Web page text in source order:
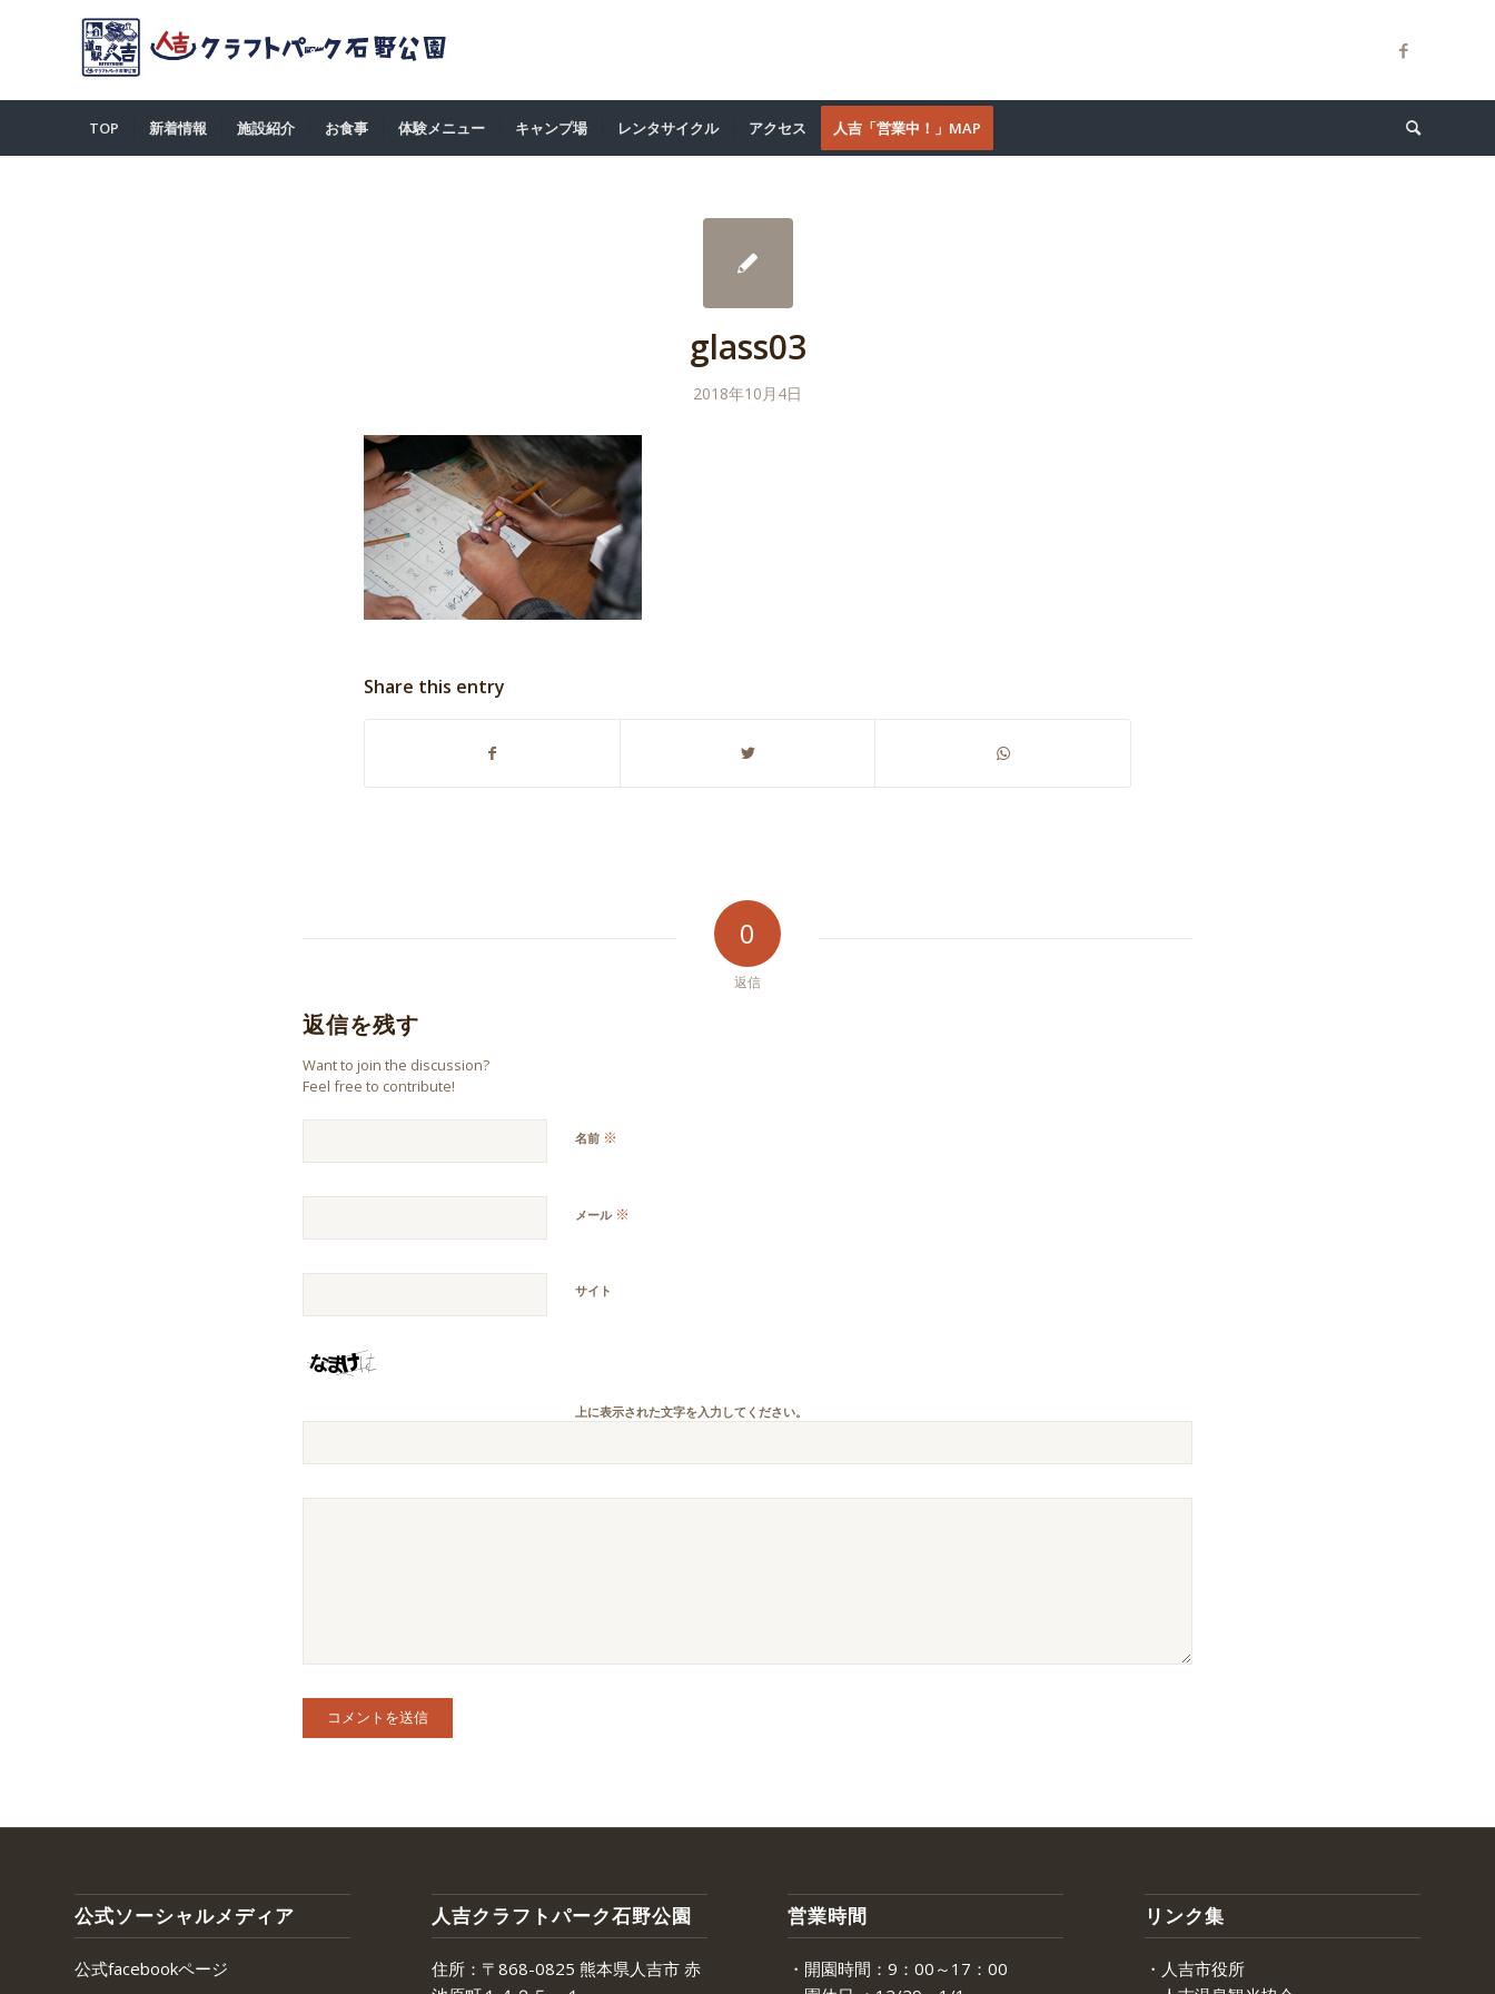
TOP 新着情報 施設紹介 お食事 体験メニュー キャンプ場 レンタサイクル アクセス 人吉「営業中！」MAP
glass03
2018年10月4日
Share this entry
0
返信
返信を残す
Want to join the discussion?
Feel free to contribute!
名前 ※
メール ※
サイト
上に表示された文字を入力してください。
公式ソーシャルメディア
公式facebookページ
人吉クラフトパーク石野公園
住所：〒868-0825 熊本県人吉市 赤
営業時間
・開園時間：9：00～17：00
リンク集
・人吉市役所